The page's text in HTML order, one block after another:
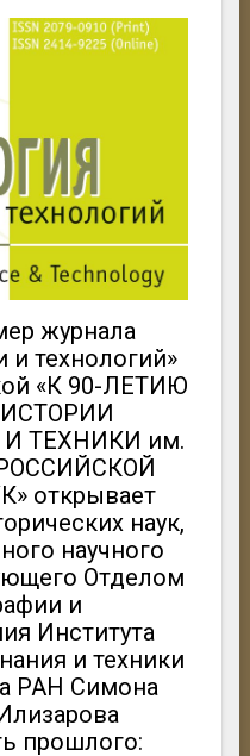
журнала
и технологий»
«К 90-ЛЕТИЮ
ТЕХНИКИ им.
открывает
наук,
научного
Отделом
и
Института
и техники
РАН Симона
прошлого: